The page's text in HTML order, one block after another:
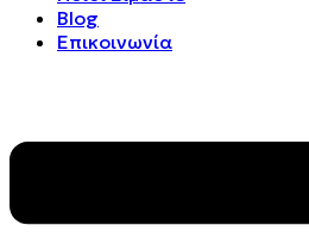
Blog
Επικοινωνία